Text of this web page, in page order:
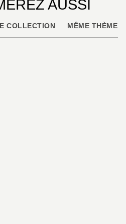
AUSSI
COLLECTION MÊME THÈME